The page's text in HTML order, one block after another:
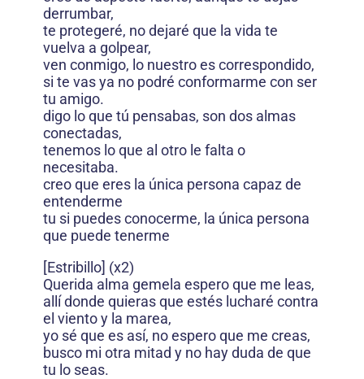
derrumbar,
te protegeré, no dejaré que la vida te
vuelva a golpear,
ven conmigo, lo nuestro es correspondido,
si te vas ya no podré conformarme con ser
tu amigo.
digo lo que tú pensabas, son dos almas
conectadas,
tenemos lo que al otro le falta o
necesitaba.
creo que eres la única persona capaz de
entenderme
tu si puedes conocerme, la única persona
que puede tenerme
[Estribillo] (x2)
Querida alma gemela espero que me leas,
allí donde quieras que estés lucharé contra
el viento y la marea,
yo sé que es así, no espero que me creas,
busco mi otra mitad y no hay duda de que
tu lo seas.